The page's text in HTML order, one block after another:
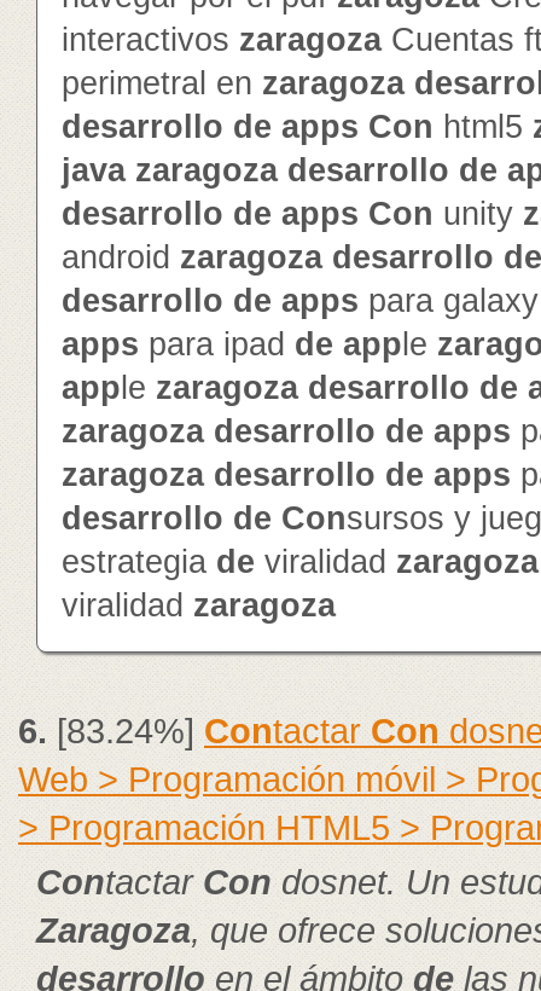
interactivos zaragozaCuentas
perimetral en zaragoza de
desarrollo de apps Con html5
java zaragoza desarrollo de
desarrollo de apps Con unity
android zaragoza desarrollo de
desarrollo de apps para
apps para ipad de app le
app le zaragoza desarrollo de
zaragoza desarrollo de apps
zaragoza desarrollo de apps
desarrollo de Consursos y
estrategia de viralidad zaragoza
viralidad zaragoza
6.[83.24%] ContactarCon
Web > Programación móvil >
> Programación HTML5 >
ContactarCondosnet. Un
Zaragoza, que ofrece
desarrolloen el ámbito delas